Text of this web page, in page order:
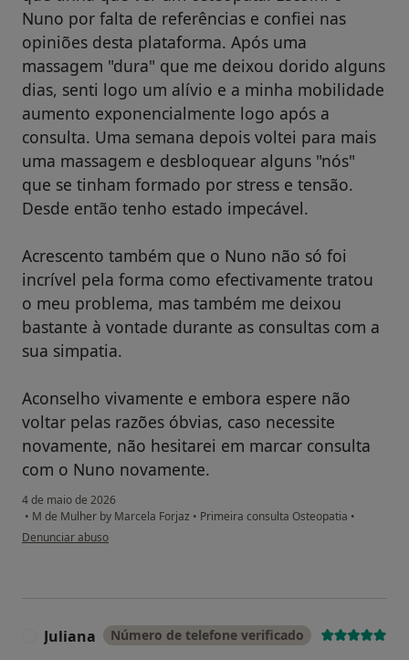
Nuno por falta de referências e confiei nas
opiniões desta plataforma. Após uma
massagem "dura" que me deixou dorido alguns
dias, senti logo um alívio e a minha mobilidade
aumento exponencialmente logo após a
consulta. Uma semana depois voltei para mais
uma massagem e desbloquear alguns "nós"
que se tinham formado por stress e tensão.
Desde então tenho estado impecável.
Acrescento também que o Nuno não só foi
incrível pela forma como efectivamente tratou
o meu problema, mas também me deixou
bastante à vontade durante as consultas com a
sua simpatia.
Aconselho vivamente e embora espere não
voltar pelas razões óbvias, caso necessite
novamente, não hesitarei em marcar consulta
com o Nuno novamente.
4 de maio de 2026
• M de Mulher by Marcela Forjaz • Primeira consulta Osteopatia •
na opinião do utilizador Francisco Fernandes
Denunciar abuso
Juliana Número de telefone verificado